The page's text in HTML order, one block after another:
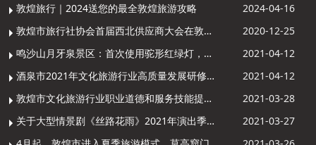
敦煌旅行｜2024送您的最全敦煌旅游攻略
2024-04-16
敦煌市旅行社协会首届西北供应商大会在敦煌召开
2020-12-25
鸣沙山月牙泉景区：首次使用驼形红绿灯，骆驼“看驼灯绿了”走起来
2021-04-12
酒泉市2021年文化旅游行业高质量发展研修提升培训班敦煌分训点开班
2021-04-12
敦煌市文化旅游行业职业道德和服务技能提升导游专项培训成功举办
2021-03-28
关于大型情景剧《丝路花雨》2021年演出季开演的通知
2021-03-27